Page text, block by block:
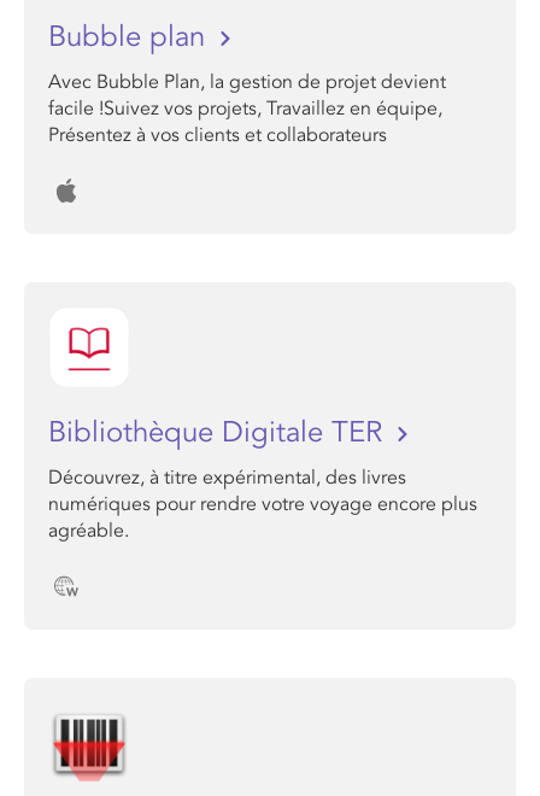
Bubble plan
Avec Bubble Plan, la gestion de projet devient
facile !Suivez vos projets, Travaillez en équipe,
Présentez à vos clients et collaborateurs
Bibliothèque Digitale TER
Découvrez, à titre expérimental, des livres
numériques pour rendre votre voyage encore plus
agréable.